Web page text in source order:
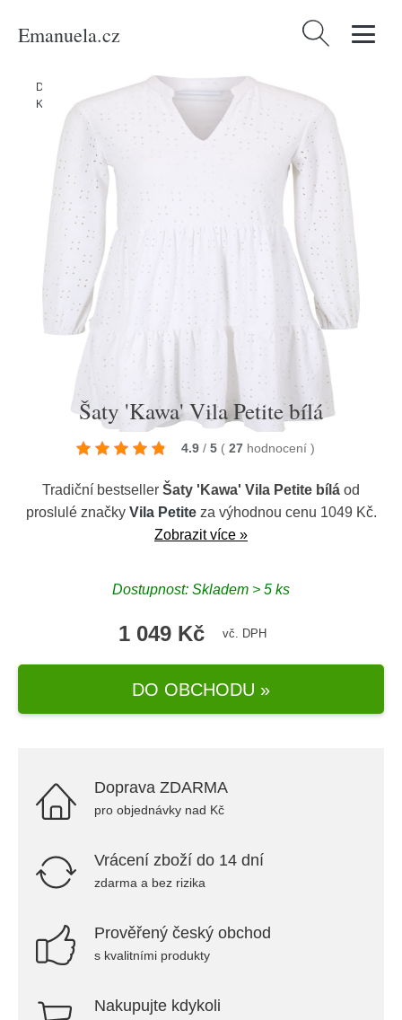
Emanuela.cz Vyhledávání
Domů Produkty/Ženy Oblečení Móda pro plnoštíhlé
Košilové šaty
Šaty 'Kawa' Vila Petite bílá
Šaty 'Kawa' Vila Petite bílá
4.9 / 5 ( 27 hodnocení )
Tradiční bestseller Šaty 'Kawa' Vila Petite bílá od
proslulé značky Vila Petiteza výhodnou cenu 1049 Kč.
Zobrazit více »
Dostupnost: Skladem > 5 ks
1 049 Kč vč. DPH
DO OBCHODU »
Doprava ZDARMA
pro objednávky nad Kč
Vrácení zboží do 14 dní
zdarma a bez rizika
Prověřený český obchod
s kvalitními produkty
Nakupujte kdykoli